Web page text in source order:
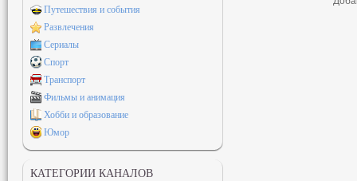
Путешествия и события
Развлечения
Сериалы
Спорт
Транспорт
Фильмы и анимация
Хобби и образование
Юмор
КАТЕГОРИИ КАНАЛОВ